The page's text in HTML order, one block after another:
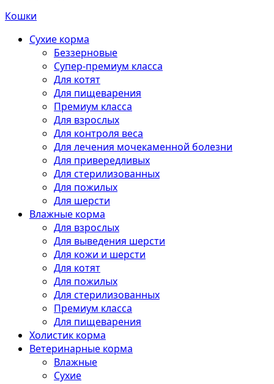
Кошки
Сухие корма
Беззерновые
Супер-премиум класса
Для котят
Для пищеварения
Премиум класса
Для взрослых
Для контроля веса
Для лечения мочекаменной болезни
Для привередливых
Для стерилизованных
Для пожилых
Для шерсти
Влажные корма
Для взрослых
Для выведения шерсти
Для кожи и шерсти
Для котят
Для пожилых
Для стерилизованных
Премиум класса
Для пищеварения
Холистик корма
Ветеринарные корма
Влажные
Сухие